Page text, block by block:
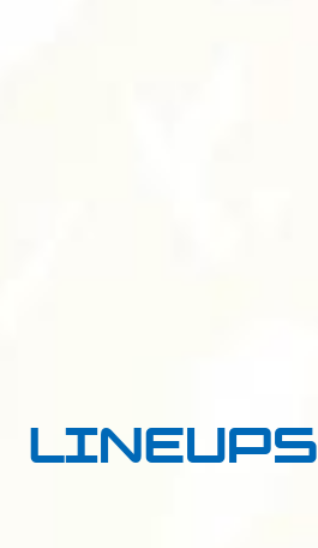
LINEUPS